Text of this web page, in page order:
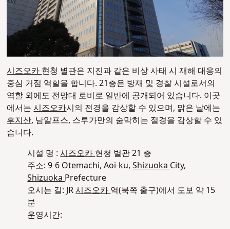
시즈오카현청 별관은 지진과 같은 비상 사태 시 재해 대응의
중심 거점 역할을 합니다. 21층은 방재 및 경찰 시설로서의
역할 외에도 전망대 로비로 일반에 공개되어 있습니다. 이곳
에서는시즈오카시의 전경을 감상할 수 있으며, 맑은 날에는
후지산, 남알프스, 스루가만의 숨막히는 절경을 감상할 수 있
습니다.
시설 명 :시즈오카현청 별관 21 층
주소: 9-6 Otemachi, Aoi-ku,ShizuokaCity,
ShizuokaPrefecture
오시는 길: JR시즈오카역(북쪽 출구)에서 도보 약 15
분
운영시간: